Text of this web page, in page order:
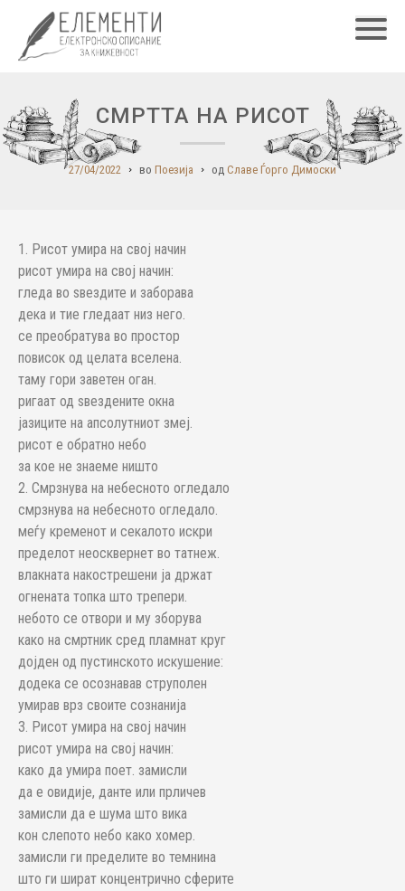
СМРТТА НА РИСОТ
27/04/2022 во Поезија од Славе Ѓорго Димоски
1. Рисот умира на свој начин
рисот умира на свој начин:
гледа во ѕвездите и заборава
дека и тие гледаат низ него.
се преобратува во простор
повисок од целата вселена.
таму гори заветен оган.
ригаат од ѕвездените окна
јазиците на апсолутниот змеј.
рисот е обратно небо
за кое не знаеме ништо
2. Смрзнува на небесното огледало
смрзнува на небесното огледало.
меѓу кременот и секалото искри
пределот неосквернет во татнеж.
влакната накострешени ја држат
огнената топка што трепери.
небото се отвори и му зборува
како на смртник сред пламнат круг
дојден од пустинското искушение:
додека се осознавав струполен
умирав врз своите сознанија
3. Рисот умира на свој начин
рисот умира на свој начин:
како да умира поет. замисли
да е овидије, данте или прличев
замисли да е шума што вика
кон слепото небо како хомер.
замисли ги пределите во темнина
што ги шират концентрично сферите